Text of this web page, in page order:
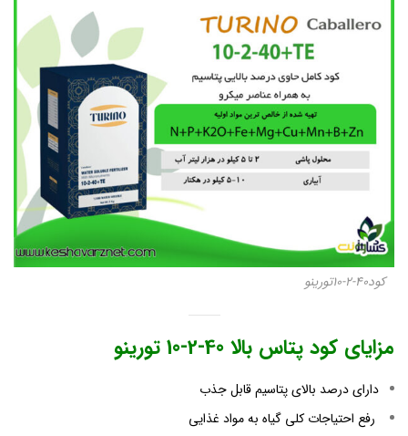
کود40-2-10تورینو
مزایای کود پتاس بالا 40-2-10 تورینو
دارای درصد بالای پتاسیم قابل جذب
رفع احتیاجات کلی گیاه به مواد غذایی